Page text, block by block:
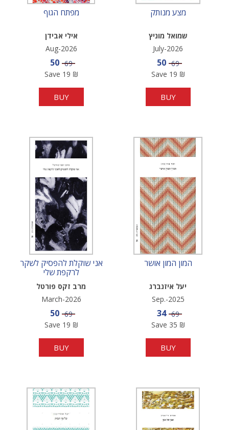
מפתח הגוף
אילי אבידן
Aug-2026
Sale price
50 Price
69
Save 19 ₪
BUY
מצע מנותק
שמואל מוניץ
July-2026
Sale price
50 Price
69
Save 19 ₪
BUY
אני שוקלת להפסיק לשקר
לרקפת שלי
מרב זקס פורטל
March-2026
Sale price
50 Price
69
Save 19 ₪
BUY
המון המון אושר
יעל איזנברג
Sep.-2025
Sale price
34 Price
69
Save 35 ₪
BUY